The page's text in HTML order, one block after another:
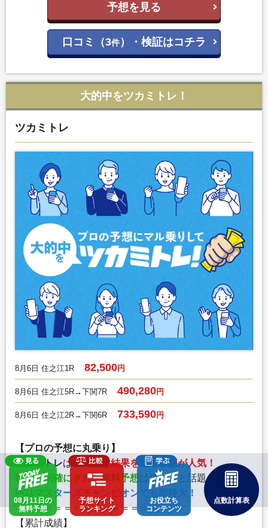
予想を見る
口コミ（3件）・検証はコチラ
大的中をツカミトレ！
ツカミトレ
8月6日 住之江1R 82,500円
8月6日 住之江5R→下関7R 490,280円
8月6日 住之江2R→下関6R 733,590円
【プロの予想に丸乗り】
ツカミトレは 圧倒的な結果を出す予想が人気！
根拠が明確にされた無料予想
は稼げると話題！
PG1マスターズチャンピオンでも期待大！
＝＝＝＝＝＝＝＝＝＝＝＝＝＝＝
【累計成績】
08月11日の
無料予想
予想サイト
ランキング
お役立ち
コンテンツ
点数計算表